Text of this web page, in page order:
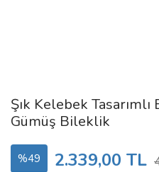
Şık Kelebek
Gümüş Bileklik
%49 2.339,00 TL